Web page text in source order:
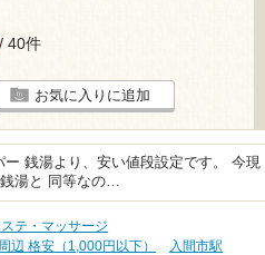
/ 40件
お気に入りに追加
銭湯より、安い値段設定です。 今現
湯と 同等なの…
テ・マッサージ
辺 格安（1,000円以下）
入間市駅